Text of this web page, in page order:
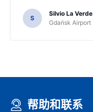
S
Silvio La Verde
Gdańsk Airport
帮助和联系